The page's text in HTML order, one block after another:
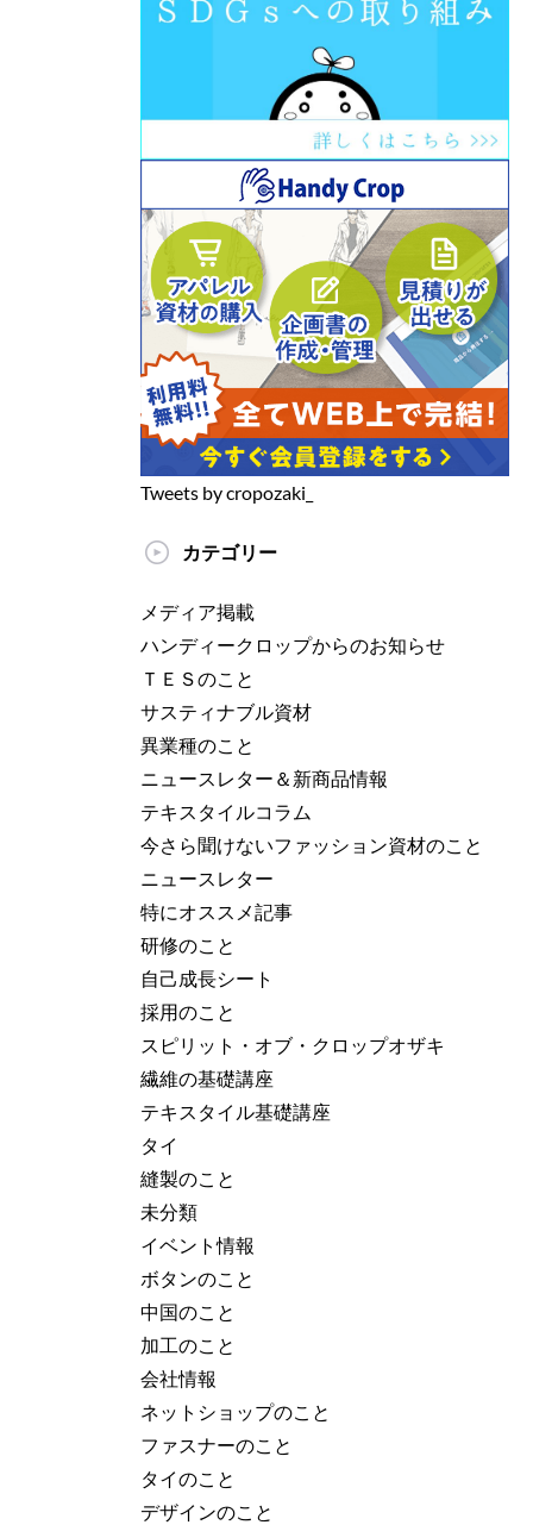
Tweets by cropozaki_
カテゴリー
メディア掲載
ハンディークロップからのお知らせ
ＴＥＳのこと
サスティナブル資材
異業種のこと
ニュースレター＆新商品情報
テキスタイルコラム
今さら聞けないファッション資材のこと
ニュースレター
特にオススメ記事
研修のこと
自己成長シート
採用のこと
スピリット・オブ・クロップオザキ
繊維の基礎講座
テキスタイル基礎講座
タイ
縫製のこと
未分類
イベント情報
ボタンのこと
中国のこと
加工のこと
会社情報
ネットショップのこと
ファスナーのこと
タイのこと
デザインのこと